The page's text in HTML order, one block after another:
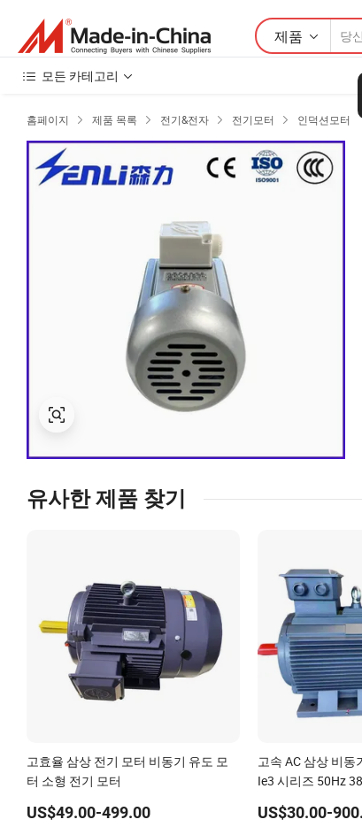
제품
모든 카테고리
홈페이지  제품 목록  전기&전자  전기모터  인덕션모터
유사한 제품 찾기
고효율 삼상 전기 모터 비동기 유도 모
터 소형 전기 모터
US$49.00-499.00
고속 AC 삼상 비동
Ie3 시리즈 50Hz
US$30.00-